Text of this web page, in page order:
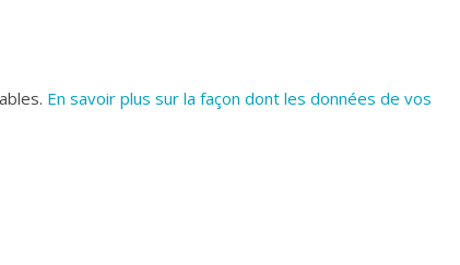
En savoir plus sur la façon dont les données de vos